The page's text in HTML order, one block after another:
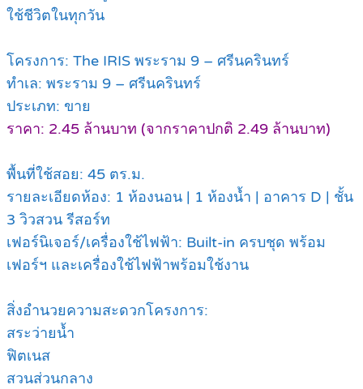
ใช้ชีวิตในทุกวัน
โครงการ: The IRIS พระราม 9 – ศรีนครินทร์
ทำเล: พระราม 9 – ศรีนครินทร์
ประเภท: ขาย
ราคา: 2.45 ล้านบาท (จากราคาปกติ 2.49 ล้านบาท)
พื้นที่ใช้สอย: 45 ตร.ม.
รายละเอียดห้อง: 1 ห้องนอน | 1 ห้องน้ำ | อาคาร D | ชั้น
3 วิวสวน รีสอร์ท
เฟอร์นิเจอร์/เครื่องใช้ไฟฟ้า: Built-in ครบชุด พร้อม
เฟอร์ฯ และเครื่องใช้ไฟฟ้าพร้อมใช้งาน
สิ่งอำนวยความสะดวกโครงการ:
สระว่ายน้ำ
ฟิตเนส
สวนส่วนกลาง